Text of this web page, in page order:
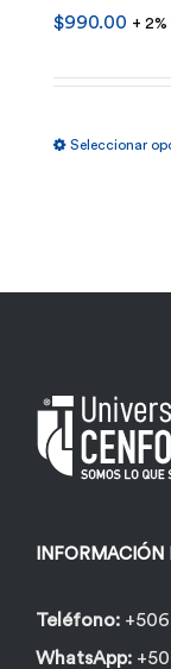
$990.00 + 2%
Seleccionar
Teléfono:
WhatsApp: